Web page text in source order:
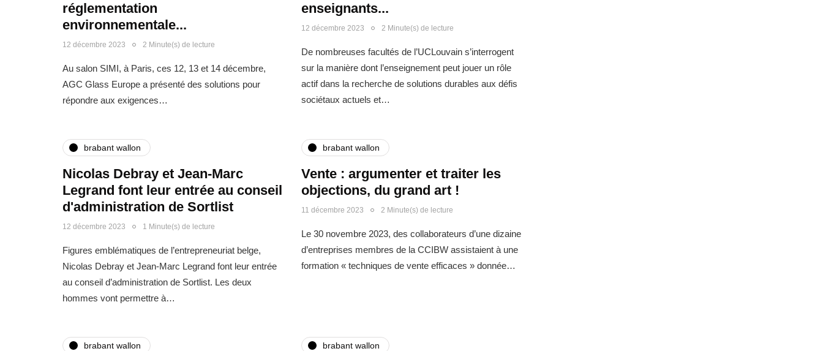
réglementation
environnementale...
12 décembre 2023 2 Minute(s) de lecture
Au salon SIMI, à Paris, ces 12, 13 et 14 décembre,
AGC Glass Europe a présenté des solutions pour
répondre aux exigences…
enseignants...
12 décembre 2023 2 Minute(s) de lecture
De nombreuses facultés de l’UCLouvain s’interrogent
sur la manière dont l’enseignement peut jouer un rôle
actif dans la recherche de solutions durables aux défis
sociétaux actuels et…
brabant wallon
Nicolas Debray et Jean-Marc
Legrand font leur entrée au conseil
d'administration de Sortlist
12 décembre 2023 1 Minute(s) de lecture
Figures emblématiques de l’entrepreneuriat belge,
Nicolas Debray et Jean-Marc Legrand font leur entrée
au conseil d’administration de Sortlist. Les deux
hommes vont permettre à…
brabant wallon
Vente : argumenter et traiter les
objections, du grand art !
11 décembre 2023 2 Minute(s) de lecture
Le 30 novembre 2023, des collaborateurs d’une dizaine
d’entreprises membres de la CCIBW assistaient à une
formation « techniques de vente efficaces » donnée…
brabant wallon brabant wallon